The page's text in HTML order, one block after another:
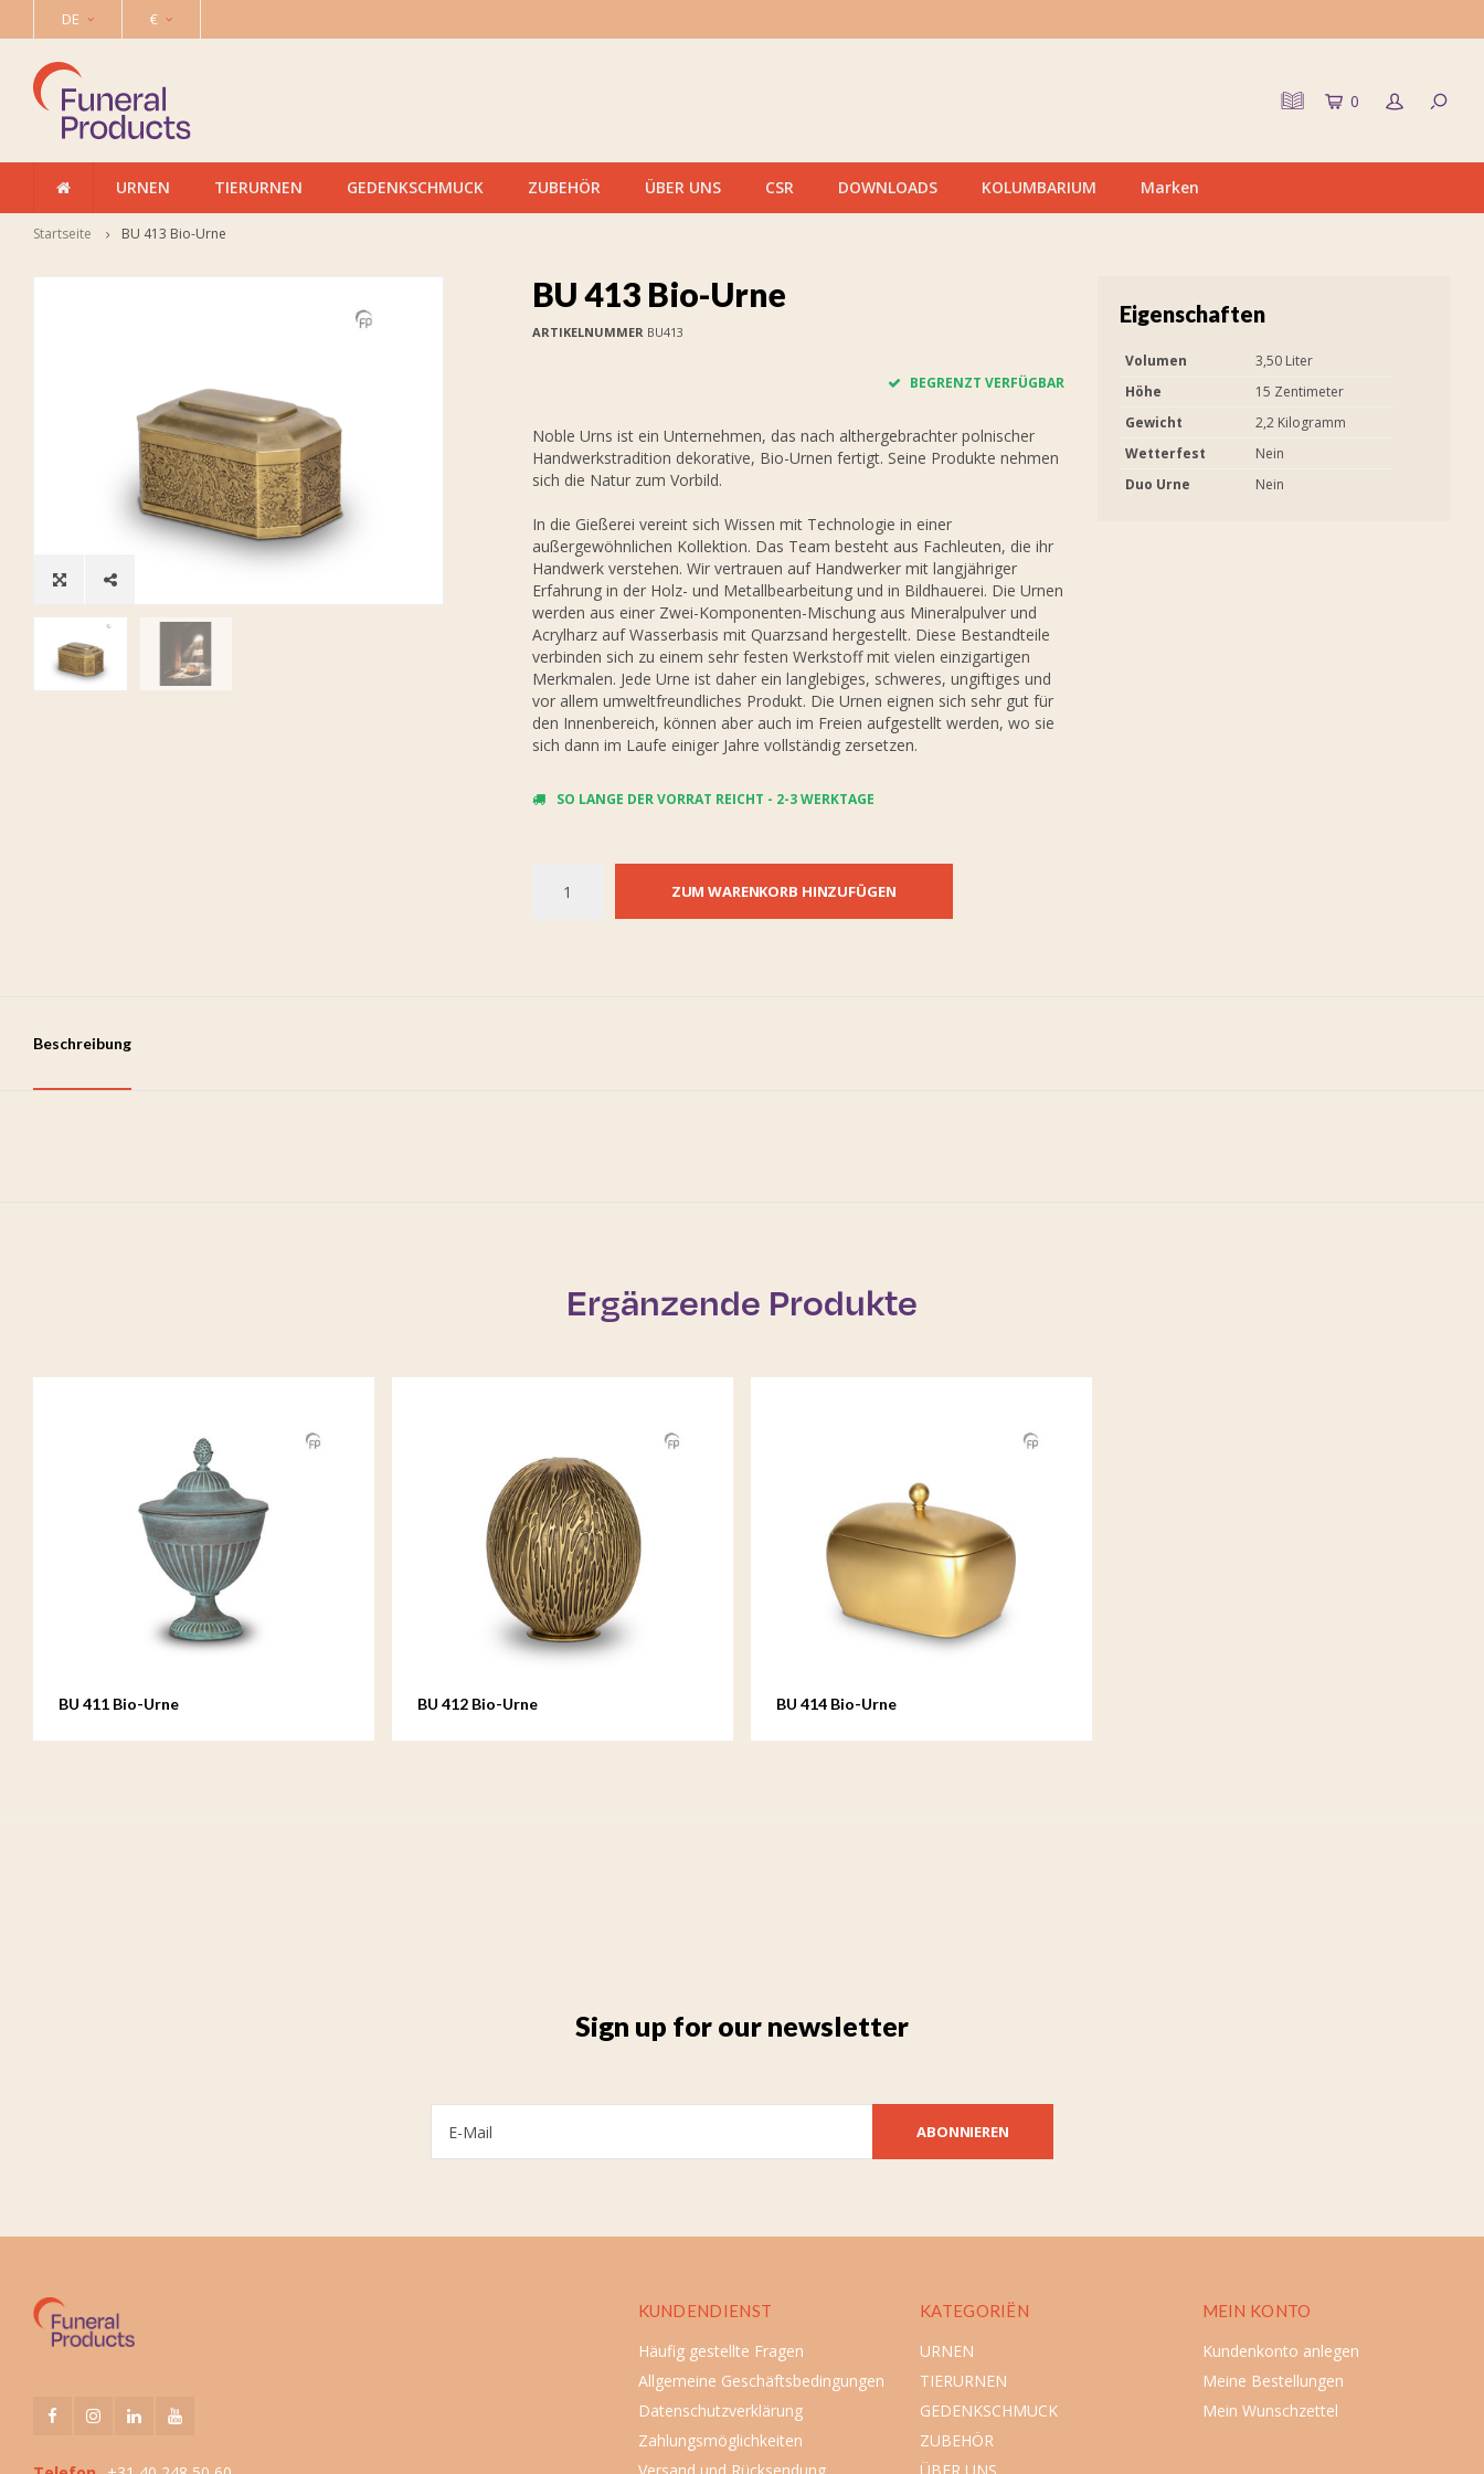
DE €
0
URNEN TIERURNEN GEDENKSCHMUCK ZUBEHÖR ÜBER UNS CSR DOWNLOADS KOLUMBARIUM Marken
Startseite BU 413 Bio-Urne
BU 413 Bio-Urne
ARTIKELNUMMERBU413
BEGRENZT VERFÜGBAR
Noble Urns ist ein Unternehmen, das nach althergebrachter polnischer
Handwerkstradition dekorative, Bio-Urnen fertigt. Seine Produkte nehmen
sich die Natur zum Vorbild.
In die Gießerei vereint sich Wissen mit Technologie in einer
außergewöhnlichen Kollektion. Das Team besteht aus Fachleuten, die ihr
Handwerk verstehen. Wir vertrauen auf Handwerker mit langjähriger
Erfahrung in der Holz- und Metallbearbeitung und in Bildhauerei. Die Urnen
werden aus einer Zwei-Komponenten-Mischung aus Mineralpulver und
Acrylharz auf Wasserbasis mit Quarzsand hergestellt. Diese Bestandteile
verbinden sich zu einem sehr festen Werkstoff mit vielen einzigartigen
Merkmalen. Jede Urne ist daher ein langlebiges, schweres, ungiftiges und
vor allem umweltfreundliches Produkt. Die Urnen eignen sich sehr gut für
den Innenbereich, können aber auch im Freien aufgestellt werden, wo sie
sich dann im Laufe einiger Jahre vollständig zersetzen.
SO LANGE DER VORRAT REICHT - 2-3 WERKTAGE
ZUM WARENKORB HINZUFÜGEN
Eigenschaften
Volumen
3,50 Liter
Höhe
15 Zentimeter
Gewicht
2,2 Kilogramm
Wetterfest
Nein
Duo Urne
Nein
Beschreibung
Ergänzende Produkte
BU 411 Bio-Urne BU 412 Bio-Urne BU 414 Bio-Urne
Sign up for our newsletter
ABONNIEREN
KUNDENDIENST
Häufig gestellte Fragen
Allgemeine Geschäftsbedingungen
Datenschutzverklärung
Zahlungsmöglichkeiten
KATEGORIËN
URNEN
TIERURNEN
GEDENKSCHMUCK
ZUBEHÖR
MEIN KONTO
Kundenkonto anlegen
Meine Bestellungen
Mein Wunschzettel